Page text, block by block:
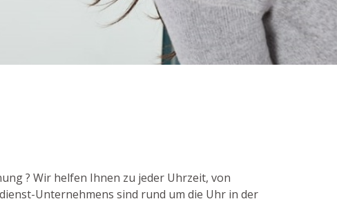
? Wir helfen Ihnen zu jeder Uhrzeit, von
Unternehmens sind rund um die Uhr in der